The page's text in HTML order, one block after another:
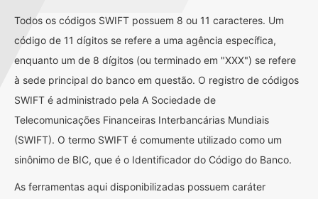
Todos os códigos SWIFT possuem 8 ou 11 caracteres. Um
código de 11 dígitos se refere a uma agência específica,
enquanto um de 8 dígitos (ou terminado em "XXX") se refere
à sede principal do banco em questão. O registro de códigos
SWIFT é administrado pela A Sociedade de
Telecomunicações Financeiras Interbancárias Mundiais
(SWIFT). O termo SWIFT é comumente utilizado como um
sinônimo de BIC, que é o Identificador do Código do Banco.
As ferramentas aqui disponibilizadas possuem caráter